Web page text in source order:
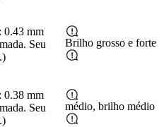
0.43 mm
Seu
Brilho grosso e forte
0.38 mm
Seu
médio, brilho médio